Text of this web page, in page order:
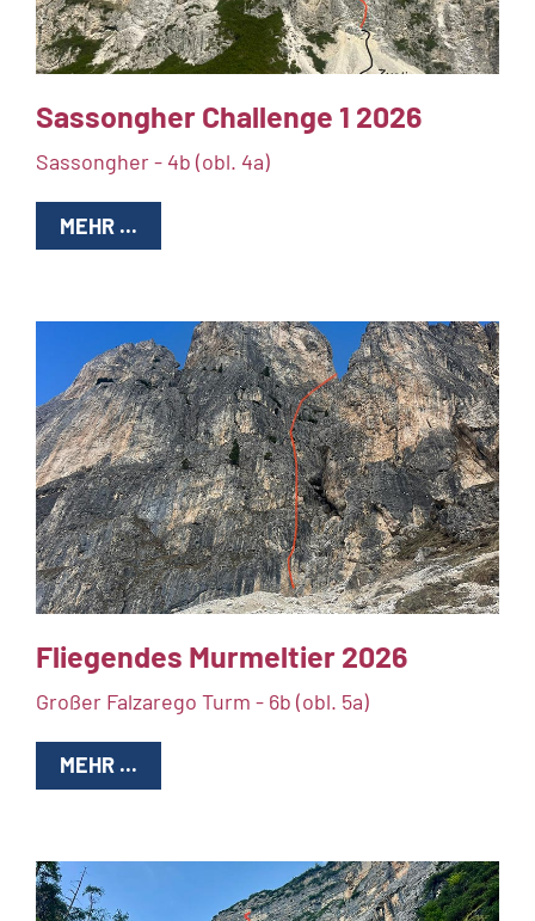
Sassongher Challenge 1 2026
Sassongher - 4b (obl. 4a)
MEHR ...
Fliegendes Murmeltier 2026
Großer Falzarego Turm - 6b (obl. 5a)
MEHR ...